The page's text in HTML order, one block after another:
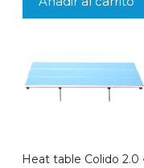
Heat table Colido 2.0